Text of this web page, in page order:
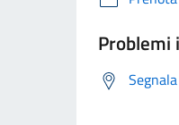
Problemi